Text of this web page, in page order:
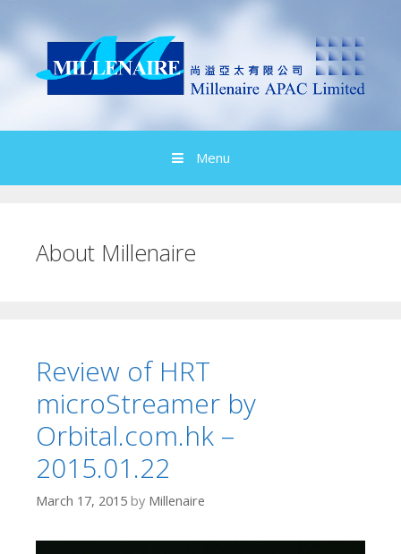
content
Menu
About Millenaire
Review of HRT
microStreamer by
Orbital.com.hk –
2015.01.22
March 17, 2015 by Millenaire